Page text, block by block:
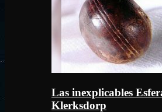
Las inexplicables
Klerksdorp